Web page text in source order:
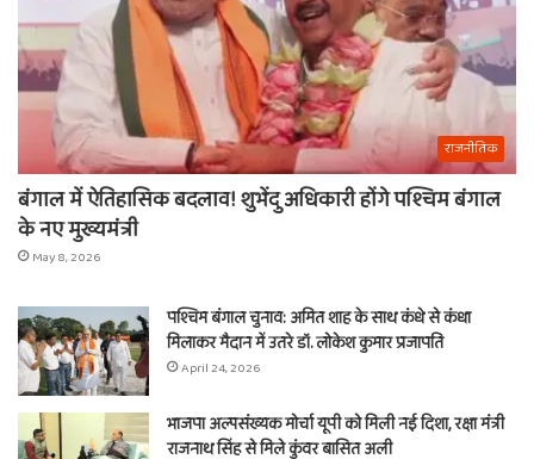
राजनीतिक
बंगाल में ऐतिहासिक बदलाव! शुभेंदु अधिकारी होंगे पश्चिम बंगाल
के नए मुख्यमंत्री
May 8, 2026
पश्चिम बंगाल चुनाव: अमित शाह के साथ कंधे से कंधा
मिलाकर मैदान में उतरे डॉ. लोकेश कुमार प्रजापति
April 24, 2026
भाजपा अल्पसंख्यक मोर्चा यूपी को मिली नई दिशा, रक्षा मंत्री
राजनाथ सिंह से मिले कुंवर बासित अली